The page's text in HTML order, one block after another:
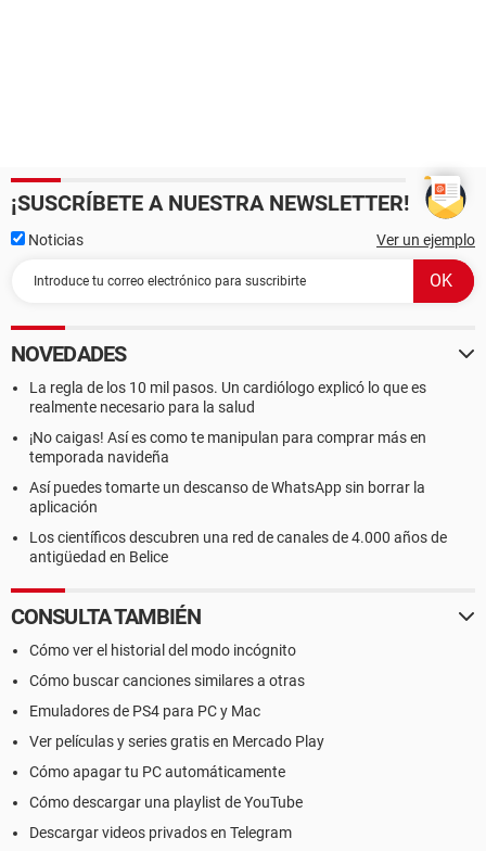
¡SUSCRÍBETE A NUESTRA NEWSLETTER!
Noticias Ver un ejemplo
NOVEDADES
La regla de los 10 mil pasos. Un cardiólogo explicó lo que es
realmente necesario para la salud
¡No caigas! Así es como te manipulan para comprar más en
temporada navideña
Así puedes tomarte un descanso de WhatsApp sin borrar la
aplicación
Los científicos descubren una red de canales de 4.000 años de
antigüedad en Belice
CONSULTA TAMBIÉN
Cómo ver el historial del modo incógnito
Cómo buscar canciones similares a otras
Emuladores de PS4 para PC y Mac
Ver películas y series gratis en Mercado Play
Cómo apagar tu PC automáticamente
Cómo descargar una playlist de YouTube
Descargar videos privados en Telegram